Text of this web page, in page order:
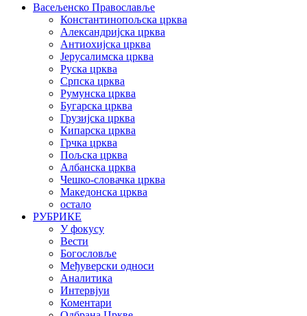
Васељенско Православље
Константинопољска црква
Александријска црква
Антиохијска црква
Јерусалимска црква
Руска црква
Српска црква
Румунска црква
Бугарска црква
Грузијска црква
Кипарска црква
Грчка црква
Пољска црква
Албанска црква
Чешко-словачка црква
Македонска црква
остало
РУБРИКЕ
У фокусу
Вести
Богословље
Међуверски односи
Аналитика
Интервјуи
Коментари